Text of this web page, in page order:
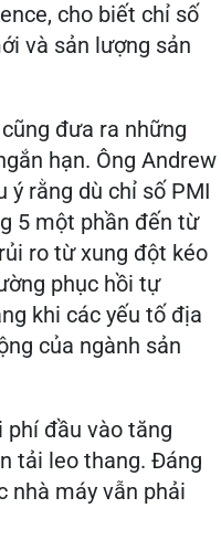
cho biết chỉ số
và sản lượng sản
đưa ra những
hạn. Ông Andrew
ý rằng dù chỉ số PMI
5 một phần đến từ
ro từ xung đột kéo
phục hồi tự
khi các yếu tố địa
của ngành sản
phí đầu vào tăng
tải leo thang. Đáng
nhà máy vẫn phải